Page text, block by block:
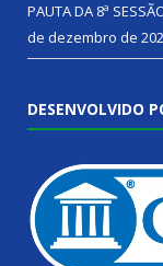
PAUTA DA 8ª
de dezembro de
DESENVOLVIDO